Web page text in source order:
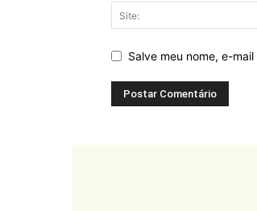
Salve meu nome, e-